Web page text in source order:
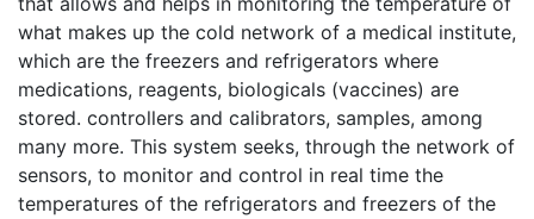
what makes up the cold network of a medical institute,
which are the freezers and refrigerators where
medications, reagents, biologicals (vaccines) are
stored. controllers and calibrators, samples, among
many more. This system seeks, through the network of
sensors, to monitor and control in real time the
temperatures of the refrigerators and freezers of the